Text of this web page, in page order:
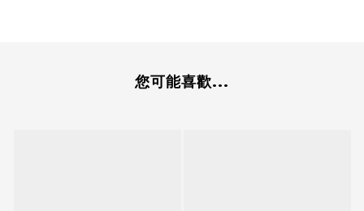
您可能喜歡...